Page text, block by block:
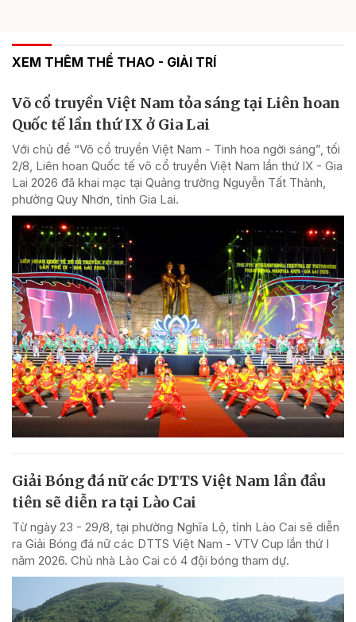
XEM THÊM THỂ THAO - GIẢI TRÍ
Võ cổ truyền Việt Nam tỏa sáng tại Liên hoan
Quốc tế lần thứ IX ở Gia Lai
Với chủ đề “Võ cổ truyền Việt Nam - Tinh hoa ngời sáng”, tối
2/8, Liên hoan Quốc tế võ cổ truyền Việt Nam lần thứ IX - Gia
Lai 2026 đã khai mạc tại Quảng trường Nguyễn Tất Thành,
phường Quy Nhơn, tỉnh Gia Lai.
Giải Bóng đá nữ các DTTS Việt Nam lần đầu
tiên sẽ diễn ra tại Lào Cai
Từ ngày 23 - 29/8, tại phường Nghĩa Lộ, tỉnh Lào Cai sẽ diễn
ra Giải Bóng đá nữ các DTTS Việt Nam - VTV Cup lần thứ I
năm 2026. Chủ nhà Lào Cai có 4 đội bóng tham dự.